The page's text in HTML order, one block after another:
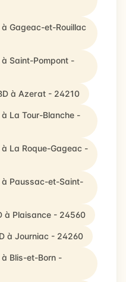
Gageac-et-Rouillac
Saint-Pompont -
à Azerat - 24210
La Tour-Blanche -
La Roque-Gageac -
à Paussac-et-Saint-
à Plaisance - 24560
à Journiac - 24260
Blis-et-Born -